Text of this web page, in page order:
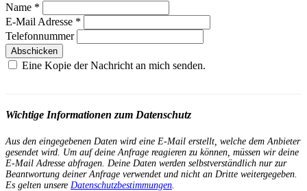
Name *
E-Mail Adresse *
Telefonnummer
Abschicken
Eine Kopie der Nachricht an mich senden.
Wichtige Informationen zum Datenschutz
Aus den eingegebenen Daten wird eine E-Mail erstellt, welche dem Anbieter
gesendet wird. Um auf deine Anfrage reagieren zu können, müssen wir deine
E-Mail Adresse abfragen. Deine Daten werden selbstverständlich nur zur
Beantwortung deiner Anfrage verwendet und nicht an Dritte weitergegeben.
Es gelten unsere Datenschutzbestimmungen